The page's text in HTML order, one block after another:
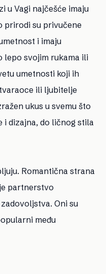
u Vagi najčešće imaju
prirodi su privučene
i imaju
lepo svojim rukama ili
umetnosti koji ih
ili ljubitelje
ukus u svemu što
i dizajna, do ličnog stila
Romantična strana
partnerstvo
Oni su
među